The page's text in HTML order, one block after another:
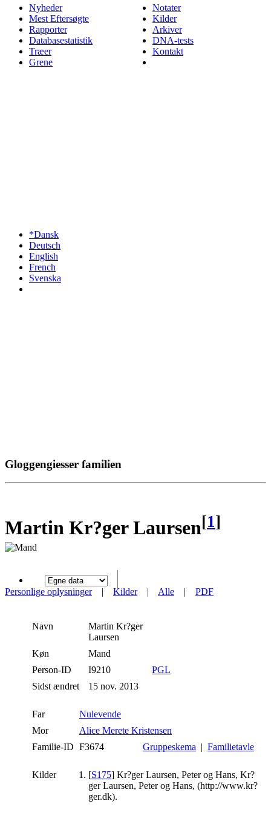
Nyheder
Mest Eftersøgte
Rapporter
Databasestatistik
Træer
Grene
Notater
Kilder
Arkiver
DNA-tests
Kontakt
*Dansk
Deutsch
English
French
Svenska
Gloggengiesser familien
Martin Kr?ger Laursen[1]
Personlige oplysninger| Kilder| Alle | PDF
Navn
Martin Kr?ger
Laursen
Køn
Mand
Person-ID
I9210
PGL
Sidst ændret
15 nov. 2013
Far
Nulevende
Mor
Alice Merete Kristensen
Familie-ID F3674 Gruppeskema | Familietavle
Kilder [S175] Kr?ger Laursen, Peter og Hans, Kr?
ger Laursen, Peter og Hans, (http://www.kr?
ger.dk).